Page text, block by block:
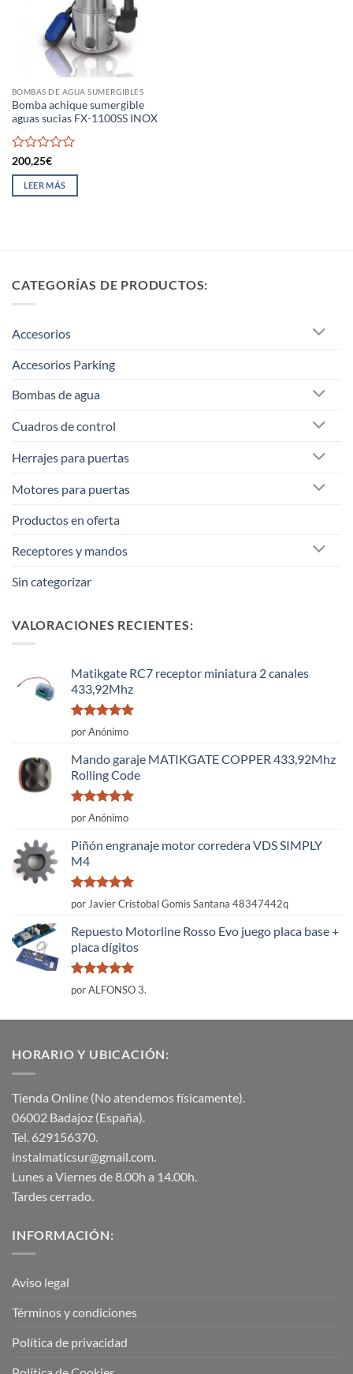
BOMBAS DE AGUA SUMERGIBLES
Bomba achique sumergible
aguas sucias FX-1100SS INOX
Valorado
con
de
200,25€
LEER MÁS
CATEGORÍAS DE PRODUCTOS:
Accesorios
Accesorios Parking
Bombas de agua
Cuadros de control
Herrajes para puertas
Motores para puertas
Productos en oferta
Receptores y mandos
Sin categorizar
VALORACIONES RECIENTES:
Matikgate RC7 receptor miniatura 2 canales
433,92Mhz
Valorado
con
por Anónimo
Mando garaje MATIKGATE COPPER 433,92Mhz
Rolling Code
Valorado
con
por Anónimo
Piñón engranaje motor corredera VDS SIMPLY
M4
Valorado
con
por Javier Cristobal Gomis Santana 48347442q
Repuesto Motorline Rosso Evo juego placa base +
placa dígitos
Valorado
con
por ALFONSO 3.
HORARIO Y UBICACIÓN:
Tienda Online (No atendemos físicamente).
06002 Badajoz (España).
Tel. 629156370.
instalmaticsur@gmail.com.
Lunes a Viernes de 8.00h a 14.00h.
Tardes cerrado.
INFORMACIÓN:
Aviso legal
Términos y condiciones
Política de privacidad